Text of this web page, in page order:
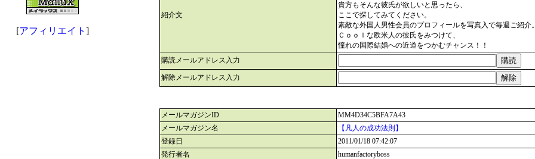
[アフィリエイト ]
紹介文
貴方もそんな彼氏が欲しいと思ったら、
ここで探してみてください。
素敵な外国人男性会員のプロフィールを写真入で毎週ご紹介
Ｃｏｏｌな欧米人の彼氏をみつけて、
憧れの国際結婚への近道をつかむチャンス！！
購読メールアドレス入力
解除メールアドレス入力
メールマガジンID
MM4D34C5BFA7A43
メールマガジン名
【凡人の成功法則】
登録日
2011/01/18 07:42:07
発行者名
humanfactoryboss